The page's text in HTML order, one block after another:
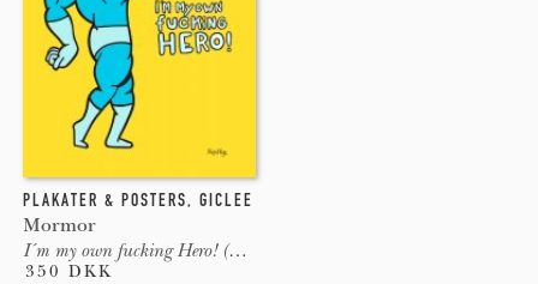
PLAKATER & POSTERS, GICLEE
Mormor
I´m my own fucking Hero! (Yellow)
350 DKK